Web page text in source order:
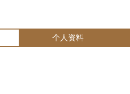
个人资料